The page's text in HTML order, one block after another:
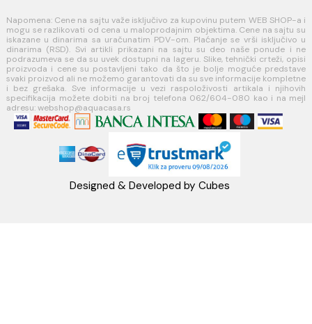
Načini isporuke
MINOTTI
Koste Abraševića 12,
11271 Surčin
webshop@aquacasa.rs
Telefon: +38162604080
PIB:101030622
Račun:160-6000001237490-60
PRATITE NAS